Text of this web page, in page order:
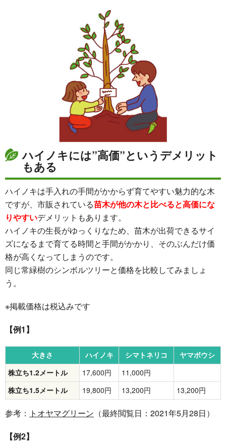
ハイノキには”高価”というデメリット
もある
ハイノキは手入れの手間がかからず育てやすい魅力的な木
ですが、市販されている苗木が他の木と比べると高価にな
りやすいデメリットもあります。
ハイノキの生長がゆっくりなため、苗木が出荷できるサイ
ズになるまで育てる時間と手間がかかり、そのぶんだけ価
格が高くなってしまうのです。
同じ常緑樹のシンボルツリーと価格を比較してみましょ
う。
※掲載価格は税込みです
【例1】
大きさ ハイノキ シマトネリコ
ヤマボウシ
株立ち1.2メートル
17,600円
11,000円
株立ち1.5メートル
19,800円 13,200円 13,200円
参考： トオヤマグリーン （最終閲覧日：2021年5月28日）
【例2】